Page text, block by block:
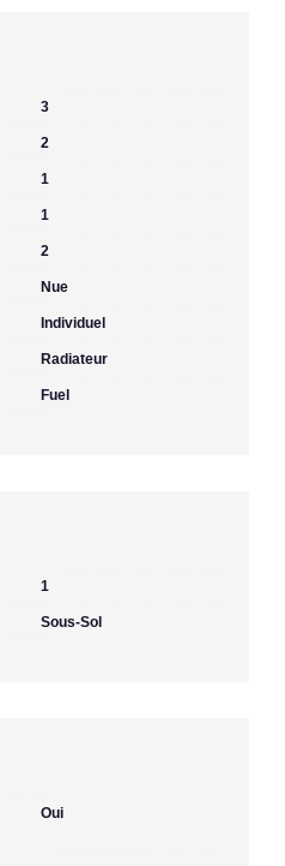
3
2
1
1
2
Nue
Individuel
Radiateur
Fuel
1
Sous-Sol
Oui